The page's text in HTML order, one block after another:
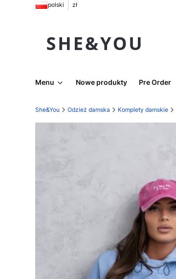
polski zł
Menu Nowe produkty Pre Order
She&You Odzież damska Komplety damskie